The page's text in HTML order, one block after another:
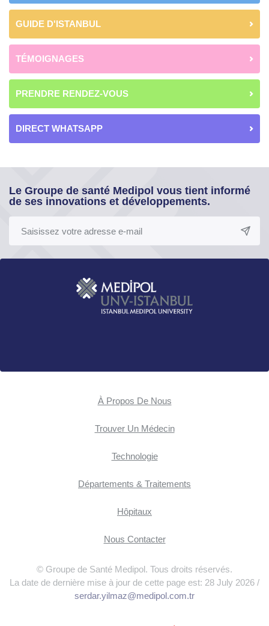
GUIDE D'ISTANBUL
TÉMOIGNAGES
PRENDRE RENDEZ-VOUS
DIRECT WHATSAPP
Le Groupe de santé Medipol vous tient informé
de ses innovations et développements.
À Propos De Nous
Trouver Un Médecin
Technologie
Départements & Traitements
Hôpitaux
Nous Contacter
© Groupe de Santé Medipol. Tous droits réservés.
La date de dernière mise à jour de cette page est: 28 July 2026 /
serdar.yilmaz@medipol.com.tr